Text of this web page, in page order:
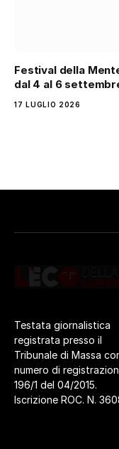
Festival della
dal 4 al 6
17 LUGLIO 2026
Testata giornalistica
registrata presso il
Tribunale di Massa
numero di
196/1 del 04/2015.
Iscrizione ROC. N.